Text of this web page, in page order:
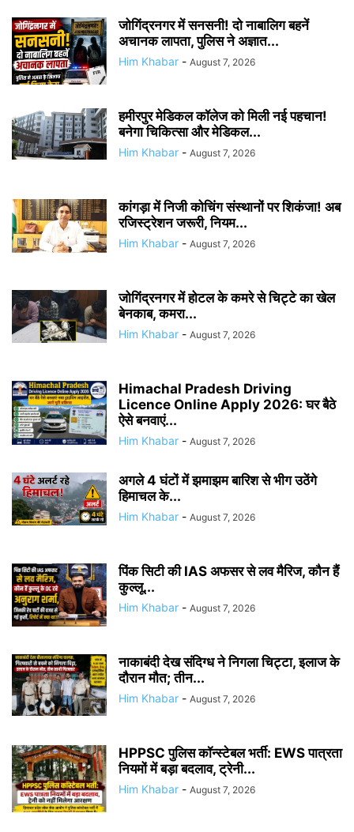
जोगिंद्रनगर में सनसनी! दो नाबालिग बहनें
अचानक लापता, पुलिस ने अज्ञात...
Him Khabar - August 7, 2026
हमीरपुर मेडिकल कॉलेज को मिली नई पहचान!
बनेगा चिकित्सा और मेडिकल...
Him Khabar - August 7, 2026
कांगड़ा में निजी कोचिंग संस्थानों पर शिकंजा! अब
रजिस्ट्रेशन जरूरी, नियम...
Him Khabar - August 7, 2026
जोगिंद्रनगर में होटल के कमरे से चिट्टे का खेल
बेनकाब, कमरा...
Him Khabar - August 7, 2026
Himachal Pradesh Driving
Licence Online Apply 2026: घर बैठे
ऐसे बनवाएं...
Him Khabar - August 7, 2026
अगले 4 घंटों में झमाझम बारिश से भीग उठेंगे
हिमाचल के...
Him Khabar - August 7, 2026
पिंक सिटी की IAS अफसर से लव मैरिज, कौन हैं
कुल्लू...
Him Khabar - August 7, 2026
नाकाबंदी देख संदिग्ध ने निगला चिट्टा, इलाज के
दौरान मौत; तीन...
Him Khabar - August 7, 2026
HPPSC पुलिस कॉन्स्टेबल भर्ती: EWS पात्रता
नियमों में बड़ा बदलाव, ट्रेनी...
Him Khabar - August 7, 2026